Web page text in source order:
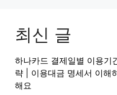
최신 글
하나카드 결제일별 이용기
략 | 이용대금 명세서 이해
해요